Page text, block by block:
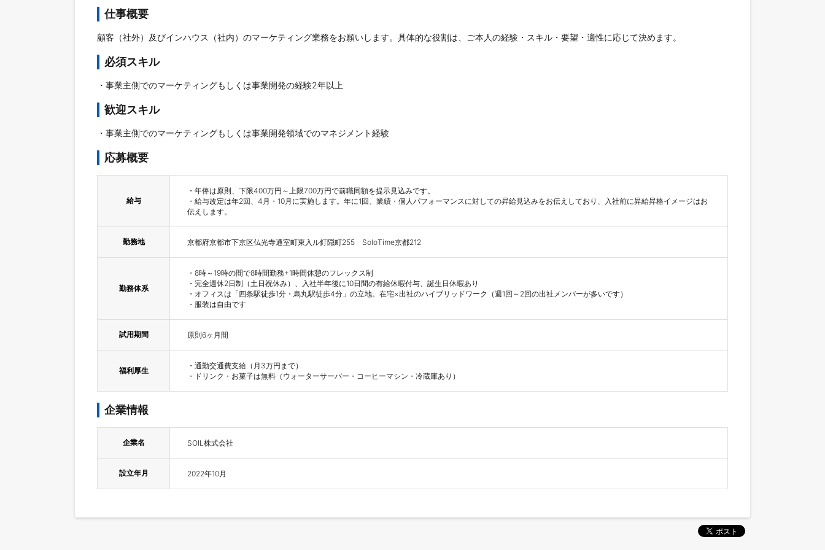
仕事概要
顧客（社外）及びインハウス（社内）のマーケティング業務をお願いします。具体的な役割は、ご本人の経験・スキル・要望・適性に応じて決めます。
必須スキル
・事業主側でのマーケティングもしくは事業開発の経験2年以上
歓迎スキル
・事業主側でのマーケティングもしくは事業開発領域でのマネジメント経験
応募概要
給与
・年俸は原則、下限400万円～上限700万円で前職同額を提示見込みです。
・給与改定は年2回、4月・10月に実施します。年に1回、業績・個人パフォーマンスに対しての昇給見込みをお伝えしており、入社前に昇給昇格イメージはお
伝えします。
勤務地 京都府京都市下京区仏光寺通室町東入ル釘隠町255　SoloTime京都212
勤務体系
・8時～19時の間で8時間勤務+1時間休憩のフレックス制
・完全週休2日制（土日祝休み）、入社半年後に10日間の有給休暇付与、誕生日休暇あり
・オフィスは「四条駅徒歩1分・烏丸駅徒歩4分」の立地。在宅×出社のハイブリッドワーク（週1回～2回の出社メンバーが多いです）
・服装は自由です
試用期間 原則6ヶ月間
福利厚生
・通勤交通費支給（月3万円まで）
・ドリンク・お菓子は無料（ウォーターサーバー・コーヒーマシン・冷蔵庫あり）
企業情報
企業名 SOIL株式会社
設立年月 2022年10月